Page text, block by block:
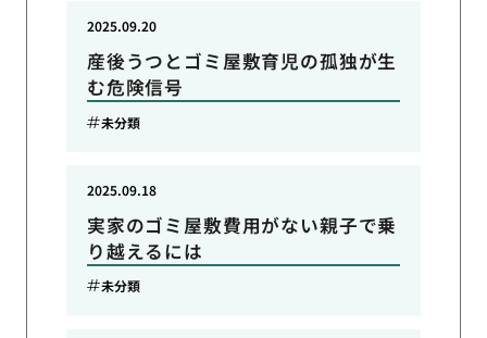
産後うつとゴミ屋敷育児の孤独が生
む危険信号
2025.09.20
未分類
実家のゴミ屋敷費用がない親子で乗
り越えるには
2025.09.18
未分類